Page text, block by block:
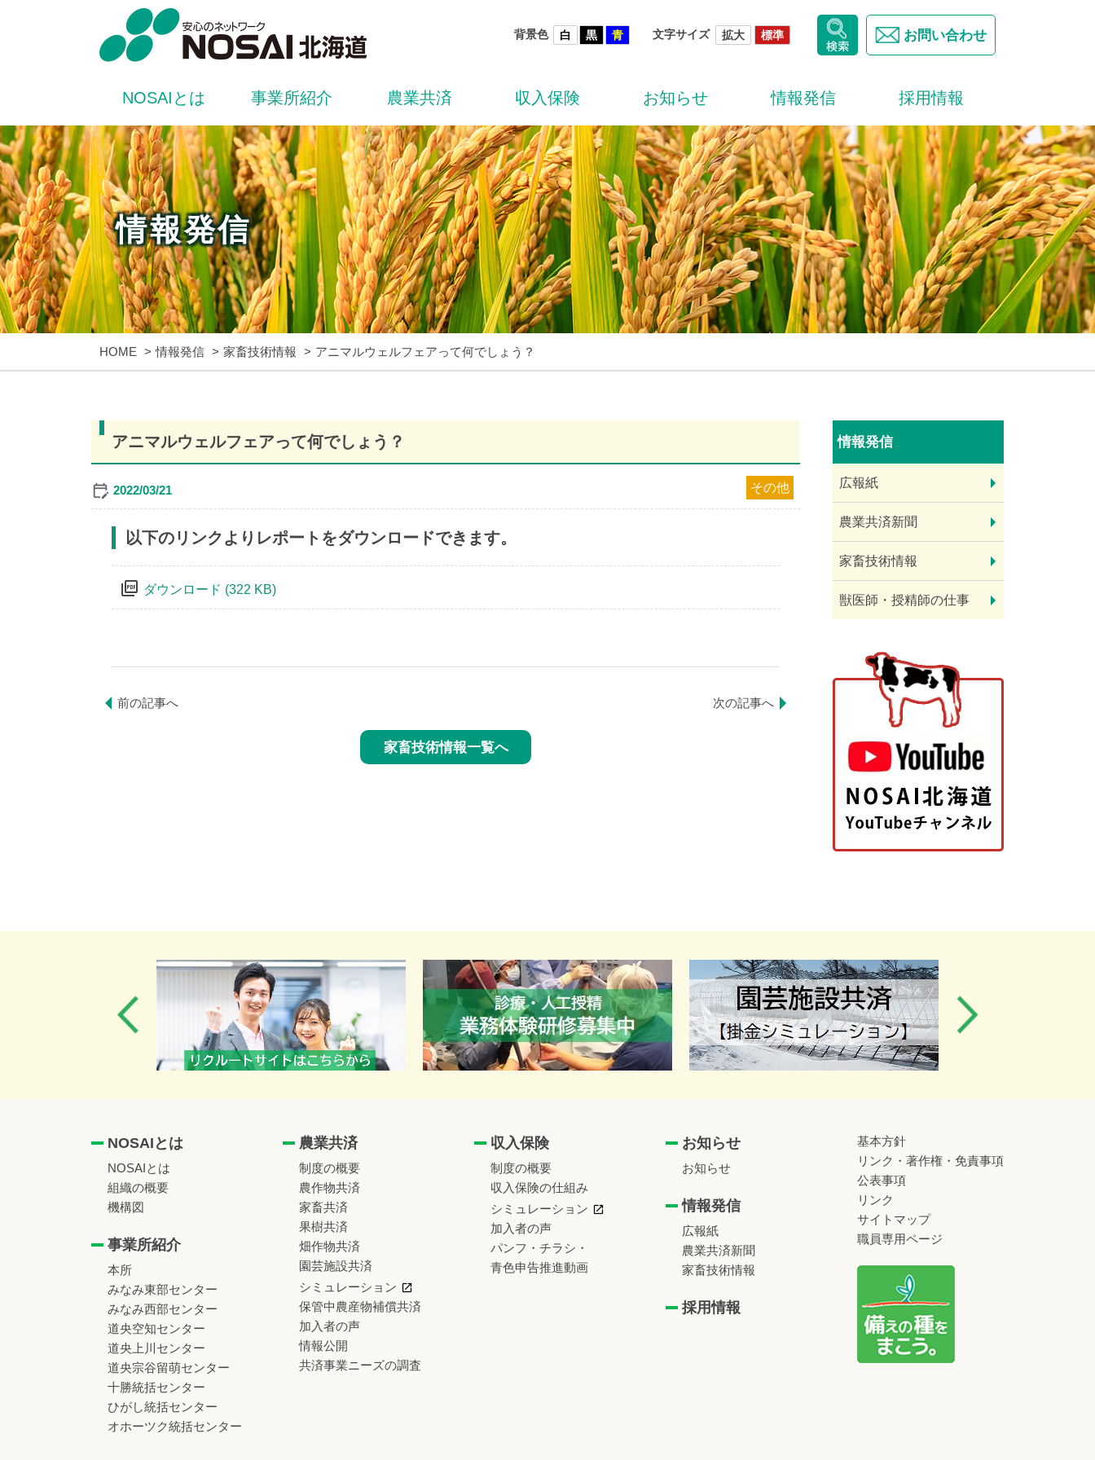
背景色 白 黒 青 文字サイズ 拡大 標準 お問い合わせ
NOSAIとは 事業所紹介 農業共済 収入保険 お知らせ 情報発信 採用情報
情報発信
HOME 情報発信 家畜技術情報 アニマルウェルフェアって何でしょう？
アニマルウェルフェアって何でしょう？
2022/03/21 その他
以下のリンクよりレポートをダウンロードできます。
picture_as_pdf ダウンロード (322 KB)
前の記事へ 次の記事へ
家畜技術情報一覧へ
情報発信
広報紙
農業共済新聞
家畜技術情報
獣医師・授精師の仕事
NOSAIとは
NOSAIとは
組織の概要
機構図
事業所紹介
本所
みなみ東部センター
みなみ西部センター
道央空知センター
道央上川センター
道央宗谷留萌センター
十勝統括センター
ひがし統括センター
オホーツク統括センター
農業共済
制度の概要
農作物共済
家畜共済
果樹共済
畑作物共済
園芸施設共済
シミュレーション
保管中農産物補償共済
加入者の声
情報公開
共済事業ニーズの調査
収入保険
制度の概要
収入保険の仕組み
シミュレーション
加入者の声
パンフ・チラシ・
青色申告推進動画
お知らせ
お知らせ
情報発信
広報紙
農業共済新聞
家畜技術情報
採用情報
基本方針
リンク・著作権・免責事項
公表事項
リンク
サイトマップ
職員専用ページ